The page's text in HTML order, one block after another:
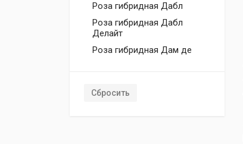
Роза гибридная Дабл
Роза гибридная Дабл
Делайт
Роза гибридная Дам де
Императрис Фарах
Сбросить